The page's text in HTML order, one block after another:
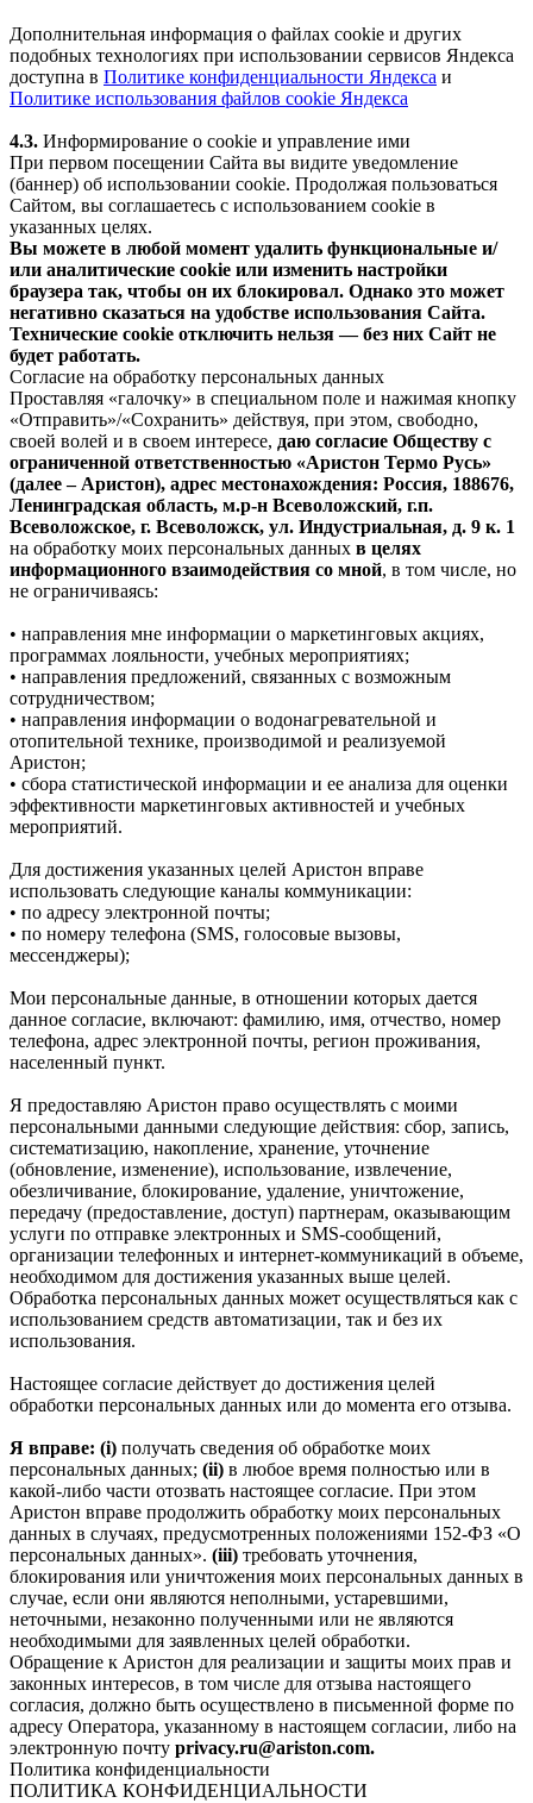
Дополнительная информация о файлах cookie и других
подобных технологиях при использовании сервисов Яндекса
доступна в Политике конфиденциальности Яндекса и
Политике использования файлов cookie Яндекса
4.3. Информирование о cookie и управление ими
При первом посещении Сайта вы видите уведомление
(баннер) об использовании cookie. Продолжая пользоваться
Сайтом, вы соглашаетесь с использованием cookie в
указанных целях.
Вы можете в любой момент удалить функциональные и/
или аналитические cookie или изменить настройки
браузера так, чтобы он их блокировал. Однако это может
негативно сказаться на удобстве использования Сайта.
Технические cookie отключить нельзя — без них Сайт не
будет работать.
Согласие на обработку персональных данных
Проставляя «галочку» в специальном поле и нажимая кнопку
«Отправить»/«Сохранить» действуя, при этом, свободно,
своей волей и в своем интересе, даю согласие Обществу с
ограниченной ответственностью «Аристон Термо Русь»
(далее – Аристон), адрес местонахождения: Россия, 188676,
Ленинградская область, м.р-н Всеволожский, г.п.
Всеволожское, г. Всеволожск, ул. Индустриальная, д. 9 к. 1
на обработку моих персональных данных в целях
информационного взаимодействия со мной, в том числе, но
не ограничиваясь:
• направления мне информации о маркетинговых акциях,
программах лояльности, учебных мероприятиях;
• направления предложений, связанных с возможным
сотрудничеством;
• направления информации о водонагревательной и
отопительной технике, производимой и реализуемой
Аристон;
• сбора статистической информации и ее анализа для оценки
эффективности маркетинговых активностей и учебных
мероприятий.
Для достижения указанных целей Аристон вправе
использовать следующие каналы коммуникации:
• по адресу электронной почты;
• по номеру телефона (SMS, голосовые вызовы,
мессенджеры);
Мои персональные данные, в отношении которых дается
данное согласие, включают: фамилию, имя, отчество, номер
телефона, адрес электронной почты, регион проживания,
населенный пункт.
Я предоставляю Аристон право осуществлять с моими
персональными данными следующие действия: сбор, запись,
систематизацию, накопление, хранение, уточнение
(обновление, изменение), использование, извлечение,
обезличивание, блокирование, удаление, уничтожение,
передачу (предоставление, доступ) партнерам, оказывающим
услуги по отправке электронных и SMS‑сообщений,
организации телефонных и интернет‑коммуникаций в объеме,
необходимом для достижения указанных выше целей.
Обработка персональных данных может осуществляться как с
использованием средств автоматизации, так и без их
использования.
Настоящее согласие действует до достижения целей
обработки персональных данных или до момента его отзыва.
Я вправе: (i) получать сведения об обработке моих
персональных данных; (ii) в любое время полностью или в
какой-либо части отозвать настоящее согласие. При этом
Аристон вправе продолжить обработку моих персональных
данных в случаях, предусмотренных положениями 152-ФЗ «О
персональных данных». (iii) требовать уточнения,
блокирования или уничтожения моих персональных данных в
случае, если они являются неполными, устаревшими,
неточными, незаконно полученными или не являются
необходимыми для заявленных целей обработки.
Обращение к Аристон для реализации и защиты моих прав и
законных интересов, в том числе для отзыва настоящего
согласия, должно быть осуществлено в письменной форме по
адресу Оператора, указанному в настоящем согласии, либо на
электронную почту privacy.ru@ariston.com.
Политика конфиденциальности
ПОЛИТИКА КОНФИДЕНЦИАЛЬНОСТИ